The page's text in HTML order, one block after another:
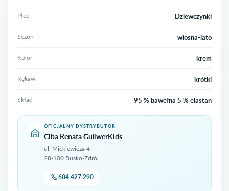
Płeć Dziewczynki
Sezon wiosna-lato
Kolor krem
Rękaw krótki
Skład 95 % bawełna 5 % elastan
OFICJALNY DYSTRYBUTOR
Ciba Renata GuliwerKids
ul. Mickiewicza 4
28-100 Busko-Zdrój
604 427 290